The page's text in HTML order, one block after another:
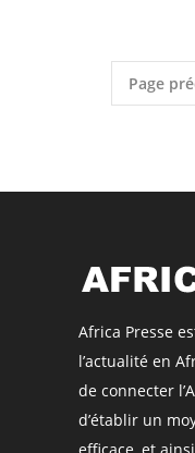
Page
Africa Presse
l’actualité en
de connecter
d’établir un
efficace, et